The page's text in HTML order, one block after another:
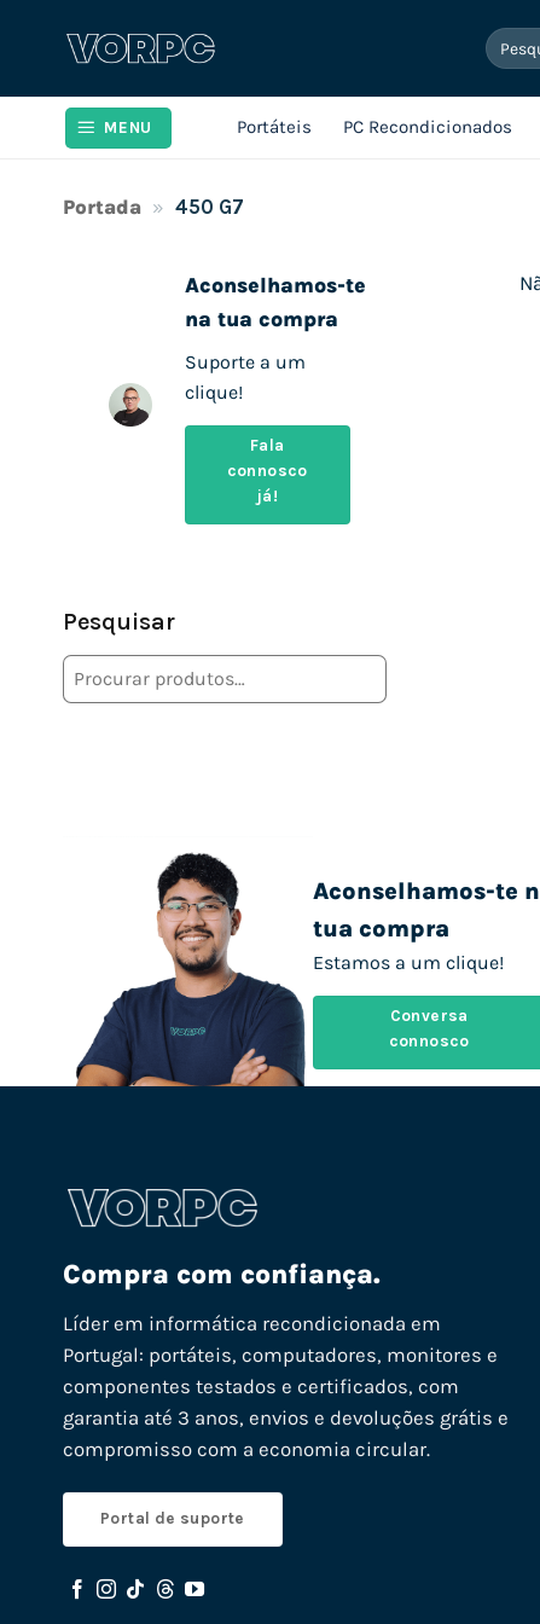
por:
MENU Portáteis PC Recondicionados
Portada » 450 G7
Aconselhamos-te
na tua compra
Suporte a um
clique!
Fala
connosco
já!
Pesquisar
Aconselhamos-te
tua compra
Estamos a um clique!
Conversa
connosco
Compra com confiança.
Líder em informática recondicionada em
Portugal: portáteis, computadores, monitores e
componentes testados e certificados, com
garantia até 3 anos, envios e devoluções grátis e
compromisso com a economia circular.
Portal de suporte